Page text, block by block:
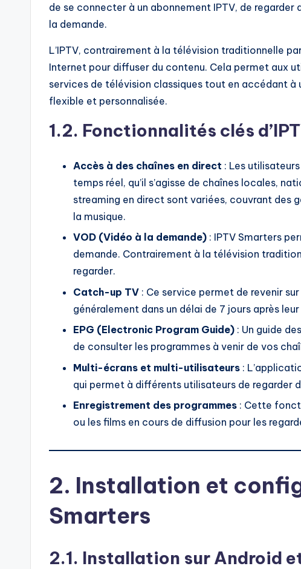
de se connecter à un abonnement IPTV, de
la demande.
L’IPTV, contrairement à la télévision traditionnelle
Internet pour diffuser du contenu. Cela permet aux
services de télévision classiques tout en accédant à
flexible et personnalisée.
1.2. Fonctionnalités clés
Accès à des chaînes en direct : Les
temps réel, qu’il s’agisse de chaînes locales,
streaming en direct sont variées, couvrant des
la musique.
VOD (Vidéo à la demande) : IPTV Smarters
demande. Contrairement à la télévision
regarder.
Catch-up TV : Ce service permet de revenir
généralement dans un délai de 7 jours après
EPG (Electronic Program Guide) : Un guide
de consulter les programmes à venir de vos
Multi-écrans et multi-utilisateurs :
qui permet à différents utilisateurs de regarder
Enregistrement des programmes : Cette
ou les films en cours de diffusion pour les
2. Installation et
Smarters
2.1. Installation sur Android